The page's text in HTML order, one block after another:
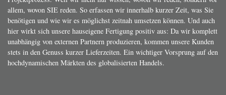
allem, wovon SIE reden. So erfassen wir innerhalb kurzer Zeit, was Sie
benötigen und wie wir es möglichst zeitnah umsetzen können. Und auch
hier wirkt sich unsere hauseigene Fertigung positiv aus: Da wir komplett
unabhängig von externen Partnern produzieren, kommen unsere Kunden
stets in den Genuss kurzer Lieferzeiten. Ein wichtiger Vorsprung auf den
hochdynamischen Märkten des globalisierten Handels.